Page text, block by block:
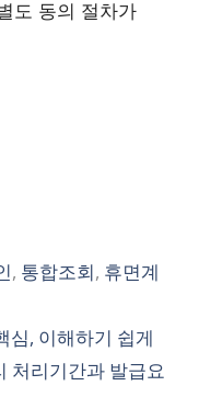
도 동의 절차가
, 통합조회, 휴면계
심, 이해하기 쉽게
처리기간과 발급요